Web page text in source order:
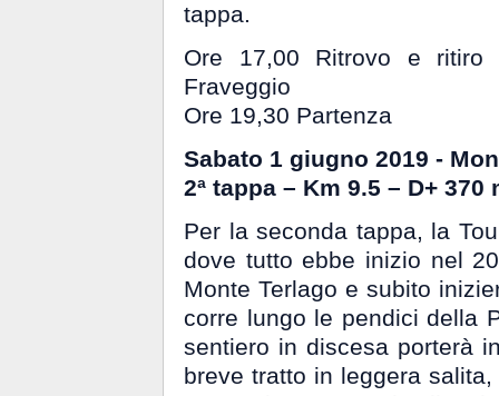
tappa.
Ore 17,00 Ritrovo e ritiro
Fraveggio
Ore 19,30 Partenza
Sabato 1 giugno 2019 -
2ª tappa – Km 9.5 – D+ 370
Per la seconda tappa, la
dove tutto ebbe inizio nel
Monte Terlago e subito
corre lungo le pendici della
sentiero in discesa porterà
breve tratto in leggera